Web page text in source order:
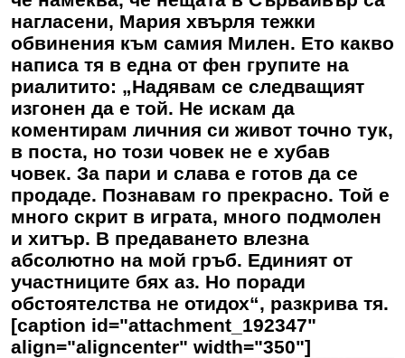
нагласени, Мария хвърля тежки
обвинения към самия Милен. Ето какво
написа тя в една от фен групите на
риалитито: „Надявам се следващият
изгонен да е той. Не искам да
коментирам личния си живот точно тук,
в поста, но този човек не е хубав
човек. За пари и слава е готов да се
продаде. Познавам го прекрасно. Той е
много скрит в играта, много подмолен
и хитър. В предаването влезна
абсолютно на мой гръб. Единият от
участниците бях аз. Но поради
обстоятелства не отидох“, разкрива тя.
[caption id="attachment_192347"
align="aligncenter" width="350"]